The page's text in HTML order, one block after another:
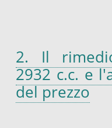
2. Il
2932 c.c. e
del prezzo